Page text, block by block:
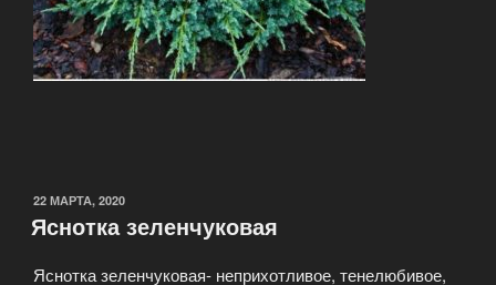
22 МАРТА, 2020
Яснотка зеленчуковая
Яснотка зеленчуковая- неприхотливое, тенелюбивое,